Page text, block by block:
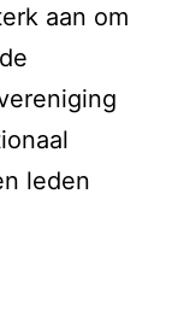
aan om
leden